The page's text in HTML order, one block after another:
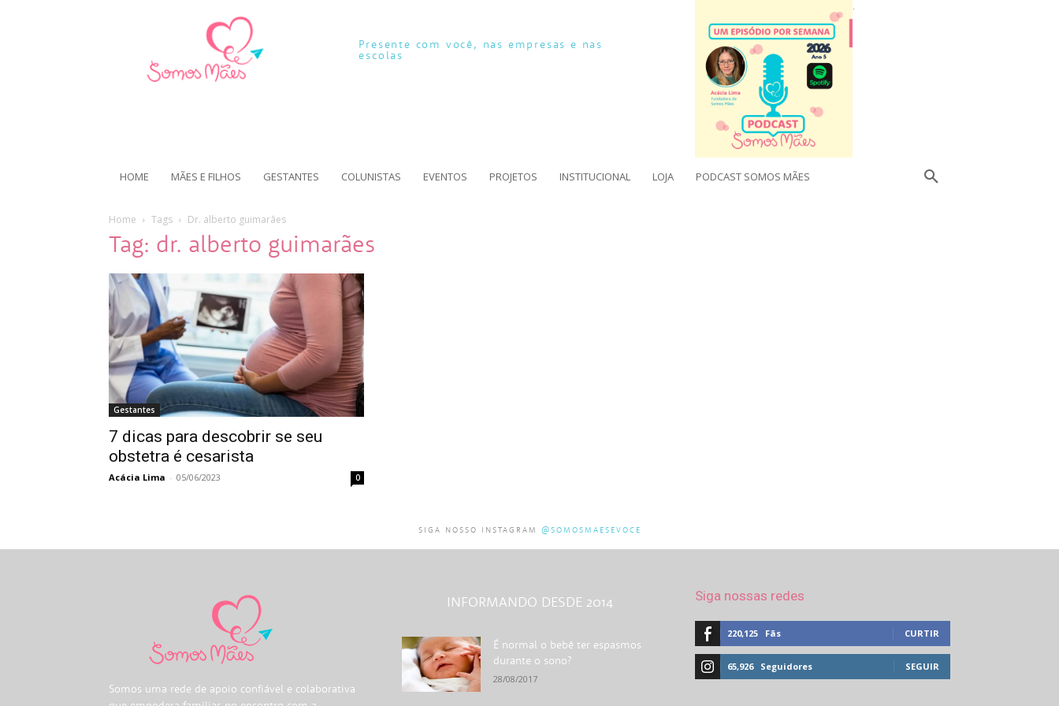
Presente com você, nas empresas e nas
escolas
.
HOME MÃES E FILHOS GESTANTES COLUNISTAS EVENTOS PROJETOS INSTITUCIONAL LOJA PODCAST SOMOS MÃES
Home Tags Dr. alberto guimarães
Tag: dr. alberto guimarães
Gestantes
7 dicas para descobrir se seu
obstetra é cesarista
Acácia Lima - 05/06/2023 0
SIGA NOSSO INSTAGRAM @SOMOSMAESEVOCE
Somos uma rede de apoio confiável e colaborativa
INFORMANDO DESDE 2014
É normal o bebê ter espasmos
durante o sono?
28/08/2017
Siga nossas redes
220,125 Fãs CURTIR
65,926 Seguidores SEGUIR